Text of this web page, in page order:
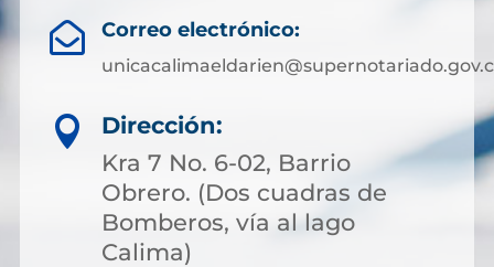
 Correo electrónico:

Dirección:
Kra 7 No. 6-02, Barrio
Obrero. (Dos cuadras de
Bomberos, vía al lago
Calima)